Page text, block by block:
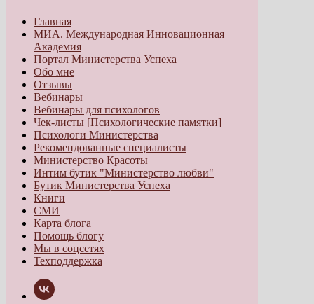
Главная
МИА. Международная Инновационная
Академия
Портал Министерства Успеха
Обо мне
Отзывы
Вебинары
Вебинары для психологов
Чек-листы [Психологические памятки]
Психологи Министерства
Рекомендованные специалисты
Министерство Красоты
Интим бутик "Министерство любви"
Бутик Министерства Успеха
Книги
СМИ
Карта блога
Помощь блогу
Мы в соцсетях
Техподдержка